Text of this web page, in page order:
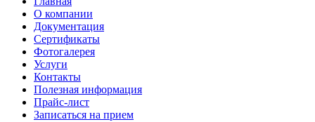
О компании
Документация
Сертификаты
Фотогалерея
Услуги
Контакты
Полезная информация
Прайс-лист
Записаться на прием